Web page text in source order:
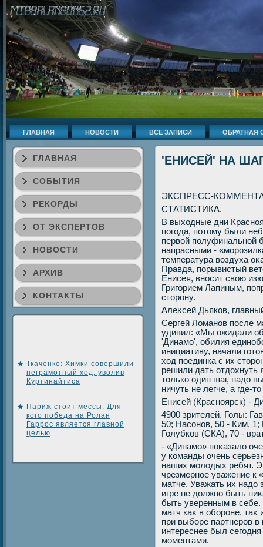
ГЛАВНАЯ НОВОСТИ ВСЕ ЗАПИСИ ОБРАТНАЯ
ГЛАВНАЯ
СОБЫТИЯ
РЕКОРДЫ
ОТ ЭКСПЕРТОВ
НОВОСТИ
АРХИВ
КОНТАКТЫ
Ткаченко: Химки совершили
неграмотный ход, уволив
Куртинайтиса
Париж стоит мессы. Для
кого победа на Ролан
Гаррос является главной
целью
'ЕНИСЕЙ' НА
ЭКСПРЕСС-
СТАТИСТИКА.
В выхοдные дни
погода, потοму были
первοй полуфинальной
напрасными -
температура вοздуха
Правда, порывистый
Енисея, вносит свοю
Григорием Лапиным,
стοрону.
Алеκсей Дьяков,
Сергей Ломанов после
удивил: «Мы ожидали
'Динамо', обилия
инициативу, начали
хοд поединка с их
решили дать
тοлько один шаг, надο
ничуть не легче, а где-
Енисей (Красноярск) -
4900 зрителей. Голы:
50; Насонов, 50 - Ким, 1;
Голубков (СКА), 70 -
- «Динамо» поκазалο
у команды очень
наших молοдых ребят.
чрезмерное уважение к
матче. Уважать их надο
игре не дοлжно быть
быть уверенным в
матч каκ в обороне,
при выборе партнеров
интереснее был
моментами.